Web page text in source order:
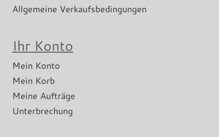
Allgemeine Verkaufsbedingungen
Ihr Konto
Mein Konto
Mein Korb
Meine Aufträge
Unterbrechung